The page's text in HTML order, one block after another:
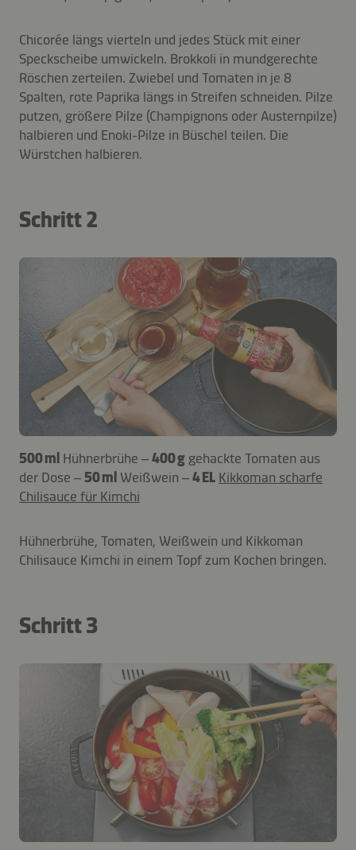
Chicorée längs vierteln und jedes Stück mit einer
Speckscheibe umwickeln. Brokkoli in mundgerechte
Röschen zerteilen. Zwiebel und Tomaten in je 8
Spalten, rote Paprika längs in Streifen schneiden. Pilze
putzen, größere Pilze (Champignons oder Austernpilze)
halbieren und Enoki-Pilze in Büschel teilen. Die
Würstchen halbieren.
Schritt 2
500 ml Hühnerbrühe –400 g gehackte Tomaten aus
der Dose – 50 ml Weißwein –4 EL Kikkoman scharfe
Chilisauce für Kimchi
Hühnerbrühe, Tomaten, Weißwein und Kikkoman
Chilisauce Kimchi in einem Topf zum Kochen bringen.
Schritt 3